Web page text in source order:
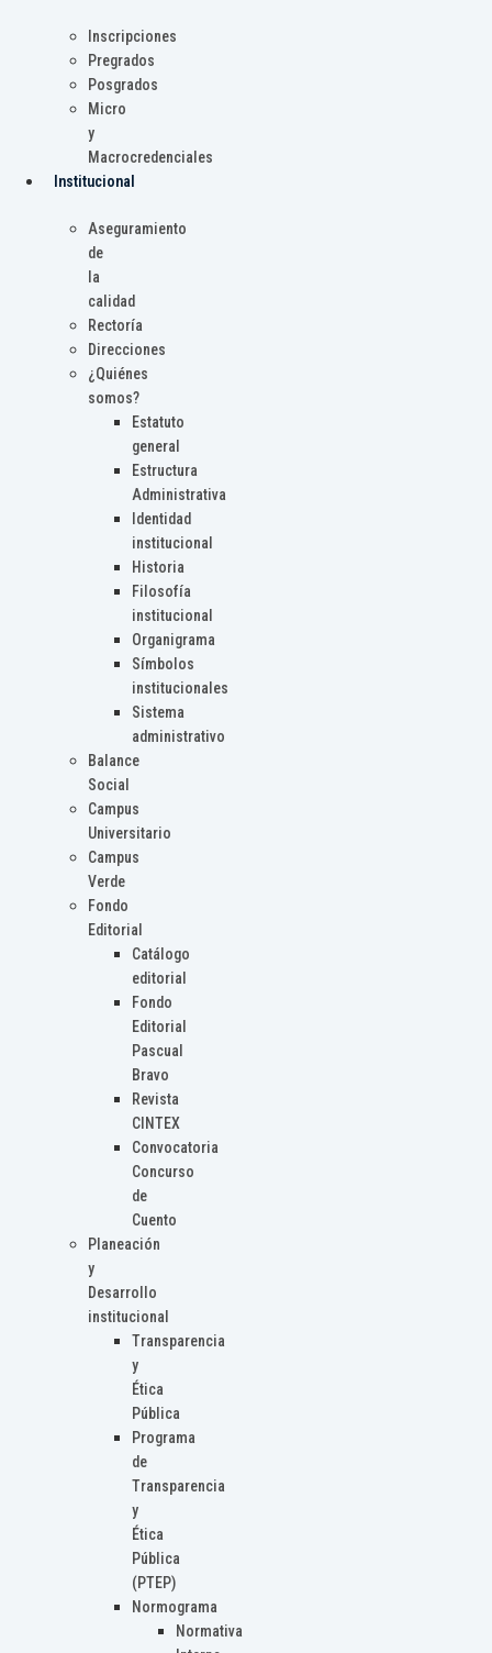
Inscripciones
Pregrados
Posgrados
Micro
y
Macrocredenciales
Institucional
Aseguramiento
de
la
calidad
Rectoría
Direcciones
¿Quiénes
somos?
Estatuto
general
Estructura
Administrativa
Identidad
institucional
Historia
Filosofía
institucional
Organigrama
Símbolos
institucionales
Sistema
administrativo
Balance
Social
Campus
Universitario
Campus
Verde
Fondo
Editorial
Catálogo
editorial
Fondo
Editorial
Pascual
Bravo
Revista
CINTEX
Convocatoria
Concurso
de
Cuento
Planeación
y
Desarrollo
institucional
Transparencia
y
Ética
Pública
Programa
de
Transparencia
y
Ética
Pública
(PTEP)
Normograma
Normativa